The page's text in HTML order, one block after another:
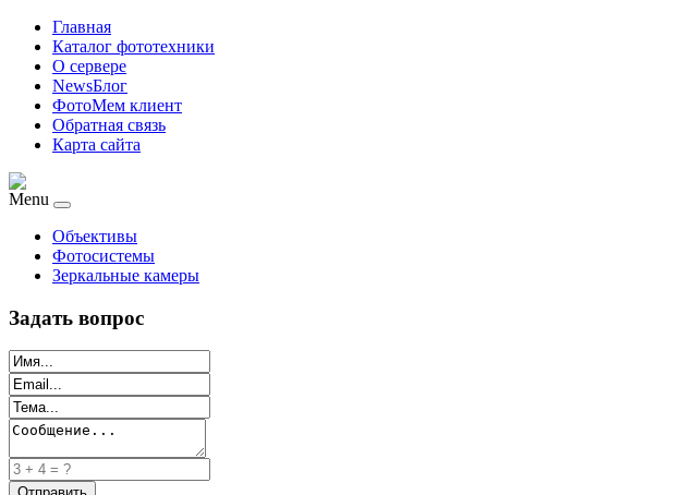
Главная
Каталог фототехники
О сервере
NewsБлог
ФотоМем клиент
Обратная связь
Карта сайта
Menu
Объективы
Фотосистемы
Зеркальные камеры
Задать вопрос